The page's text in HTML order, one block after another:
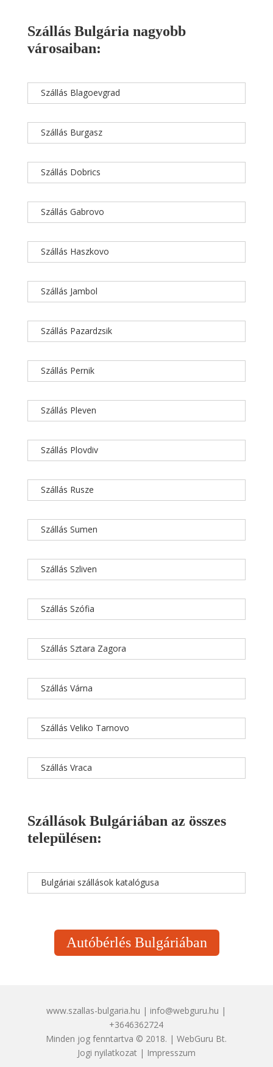
Szállás Bulgária nagyobb
városaiban:
Szállás Blagoevgrad
Szállás Burgasz
Szállás Dobrics
Szállás Gabrovo
Szállás Haszkovo
Szállás Jambol
Szállás Pazardzsik
Szállás Pernik
Szállás Pleven
Szállás Plovdiv
Szállás Rusze
Szállás Sumen
Szállás Szliven
Szállás Szófia
Szállás Sztara Zagora
Szállás Várna
Szállás Veliko Tarnovo
Szállás Vraca
Szállások Bulgáriában az összes
településen:
Bulgáriai szállások katalógusa
Autóbérlés Bulgáriában
www.szallas-bulgaria.hu | info@webguru.hu |
+3646362724
Minden jog fenntartva © 2018. | WebGuru Bt.
Jogi nyilatkozat| Impresszum